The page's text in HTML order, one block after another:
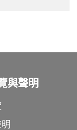
與聲明